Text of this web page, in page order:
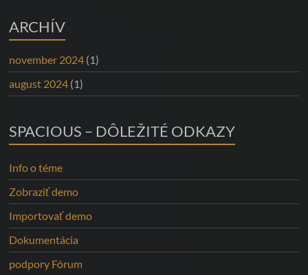
ARCHÍV
november 2024 (1)
august 2024 (1)
SPACIOUS – DÔLEŽITÉ ODKAZY
Info o téme
Zobraziť demo
Importovať demo
Dokumentácia
podpory Fórum